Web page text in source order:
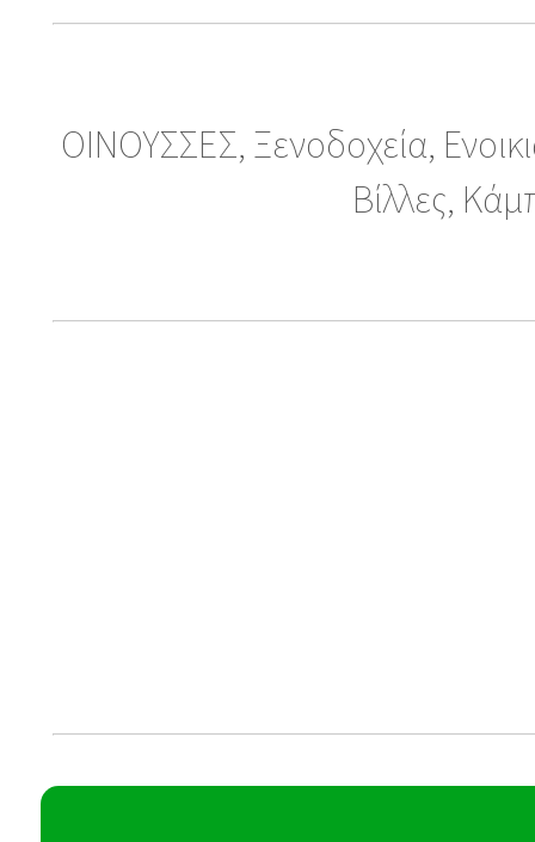
ΟΙΝΟΥΣΣΕΣ, Ξενοδοχεία,
Βίλλες,